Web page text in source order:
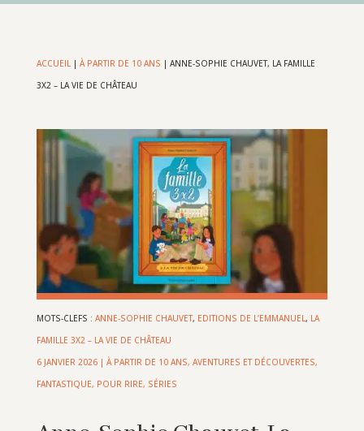
ACCUEIL| À PARTIR DE 10 ANS | ANNE-SOPHIE CHAUVET, LA FAMILLE
3X2 – LA VIE DE CHÂTEAU
MOTS-CLEFS : ANNE-SOPHIE CHAUVET, EDITIONS DE L’EMMANUEL , LA
FAMILLE 3X2 – LA VIE DE CHÂTEAU
6 JANVIER 2026| À PARTIR DE 10 ANS, AVENTURES ET DÉCOUVERTES,
FANTASTIQUE, POUR RIRE, SÉRIES